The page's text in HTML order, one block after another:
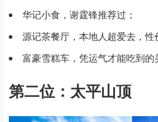
华记小食，谢霆锋推荐过；
源记茶餐厅，本地人超爱去，性
富豪雪糕车，凭运气才能吃到的
第二位：太平山顶